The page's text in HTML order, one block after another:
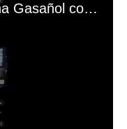
El mal momento de Yanina Gasañol con un hincha argentino en "Subrayado"